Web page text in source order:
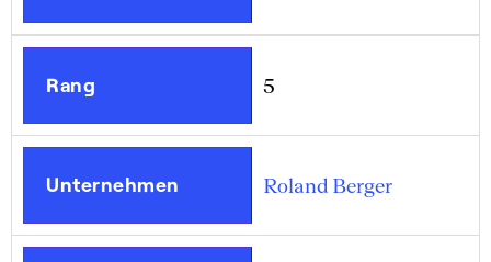
Rang 5
Unternehmen Roland Berger